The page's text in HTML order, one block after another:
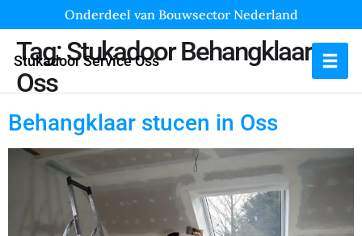
Onderdeel van Bouwsector Nederland
Stukadoor Service Oss
Tag:Stukadoor Behangklaar
Oss
Behangklaar stucen in Oss